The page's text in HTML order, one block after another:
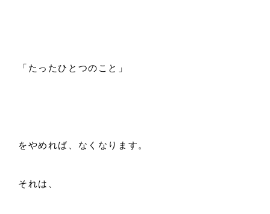
「たったひとつのこと」
をやめれば、なくなります。
それは、